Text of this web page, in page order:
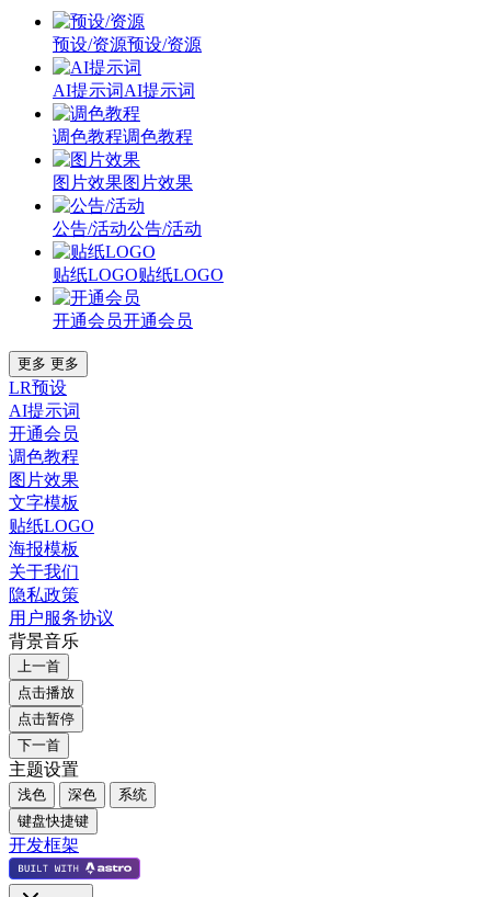
预设/资源预设/资源
AI提示词AI提示词
调色教程调色教程
图片效果图片效果
公告/活动公告/活动
贴纸LOGO贴纸LOGO
开通会员开通会员
更多 更多
LR预设
AI提示词
开通会员
调色教程
图片效果
文字模板
贴纸LOGO
海报模板
关于我们
隐私政策
用户服务协议
背景音乐
上一首
点击播放
点击暂停
下一首
主题设置
浅色 深色
系统
键盘快捷键
开发框架